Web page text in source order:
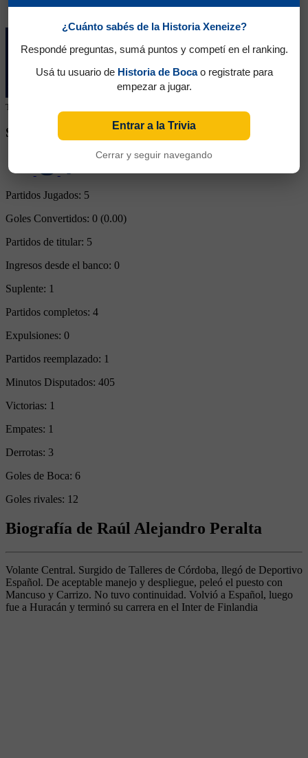
Tu colaboración ayuda a mantener este archivo histórico en línea
SEGUINOS EN REDES SOCIALES
Partidos Jugados: 5
Goles Convertidos: 0 (0.00)
Partidos de titular: 5
Ingresos desde el banco: 0
Suplente: 1
Partidos completos: 4
Expulsiones: 0
Partidos reemplazado: 1
Minutos Disputados: 405
Victorias: 1
Empates: 1
Derrotas: 3
Goles de Boca: 6
Goles rivales: 12
Biografía de Raúl Alejandro Peralta
Volante Central. Surgido de Talleres de Córdoba, llegó de Deportivo
Español. De aceptable manejo y despliegue, peleó el puesto con
Mancuso y Carrizo. No tuvo continuidad. Volvió a Español, luego
fue a Huracán y terminó su carrera en el Inter de Finlandia
¿Cuánto sabés de la Historia Xeneize?
Respondé preguntas, sumá puntos y competí en el ranking.
Usá tu usuario de Historia de Bocao registrate para
empezar a jugar.
Entrar a la Trivia
Cerrar y seguir navegando